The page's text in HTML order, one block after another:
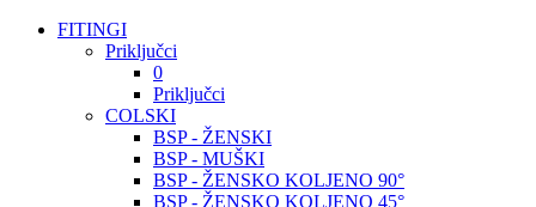
FITINGI
Priključci
0
Priključci
COLSKI
BSP - ŽENSKI
BSP - MUŠKI
BSP - ŽENSKO KOLJENO 90°
BSP - ŽENSKO KOLJENO 45°